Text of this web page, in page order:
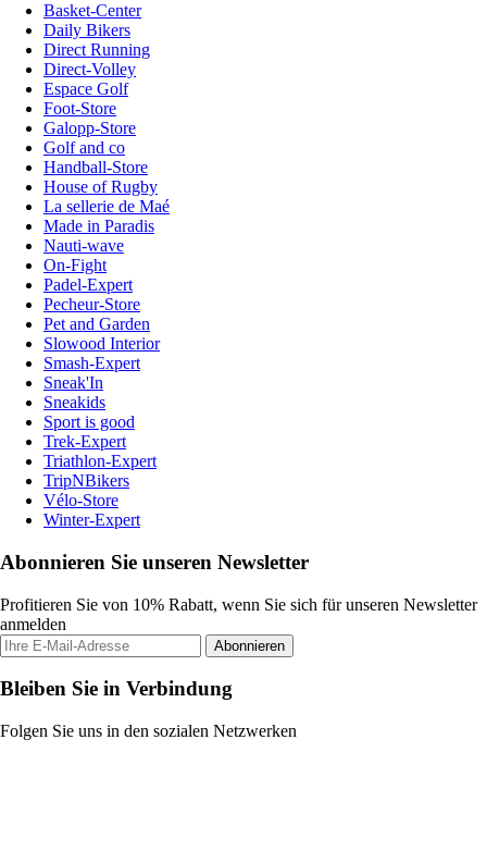
Basket-Center
Daily Bikers
Direct Running
Direct-Volley
Espace Golf
Foot-Store
Galopp-Store
Golf and co
Handball-Store
House of Rugby
La sellerie de Maé
Made in Paradis
Nauti-wave
On-Fight
Padel-Expert
Pecheur-Store
Pet and Garden
Slowood Interior
Smash-Expert
Sneak'In
Sneakids
Sport is good
Trek-Expert
Triathlon-Expert
TripNBikers
Vélo-Store
Winter-Expert
Abonnieren Sie unseren Newsletter
Profitieren Sie von 10% Rabatt, wenn Sie sich für unseren Newsletter
anmelden
Abonnieren
Bleiben Sie in Verbindung
Folgen Sie uns in den sozialen Netzwerken